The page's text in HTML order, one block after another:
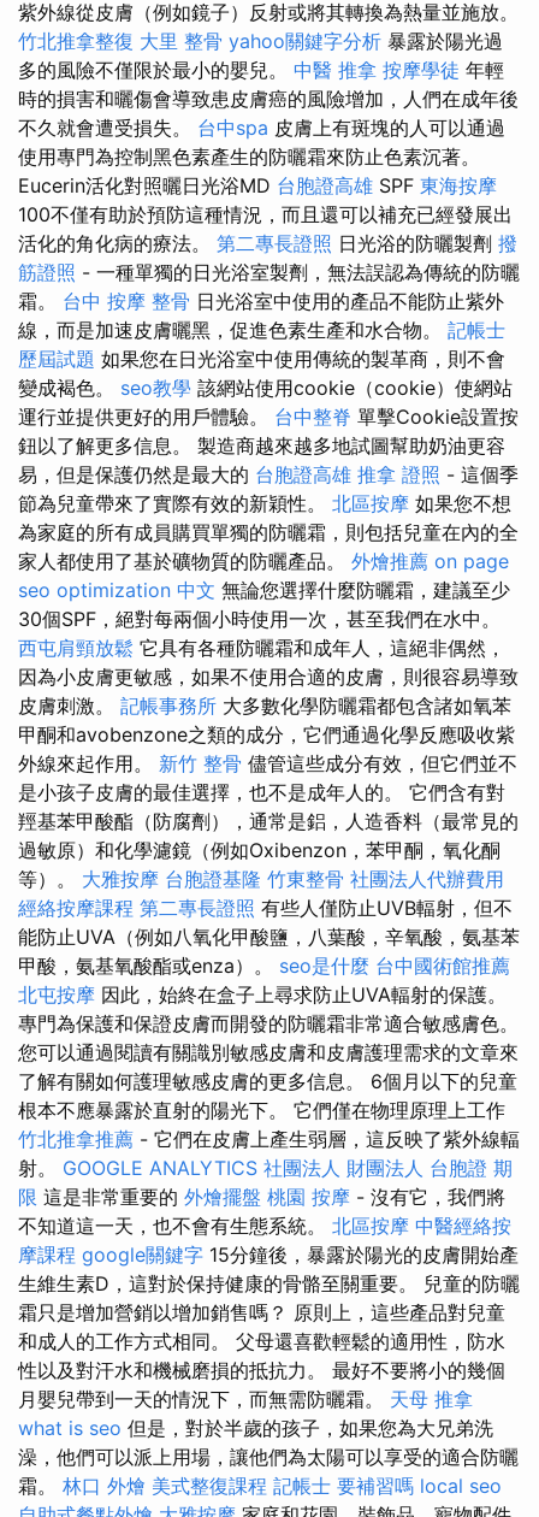
紫外線從皮膚（例如鏡子）反射或將其轉換為熱量並施放。
竹北推拿整復 大里 整骨 yahoo關鍵字分析 暴露於陽光過
多的風險不僅限於最小的嬰兒。 中醫 推拿 按摩學徒 年輕
時的損害和曬傷會導致患皮膚癌的風險增加，人們在成年後
不久就會遭受損失。 台中spa 皮膚上有斑塊的人可以通過
使用專門為控制黑色素產生的防曬霜來防止色素沉著。
Eucerin活化對照曬日光浴MD 台胞證高雄 SPF 東海按摩
100不僅有助於預防這種情況，而且還可以補充已經發展出
活化的角化病的療法。 第二專長證照 日光浴的防曬製劑 撥
筋證照 - 一種單獨的日光浴室製劑，無法誤認為傳統的防曬
霜。 台中 按摩 整骨 日光浴室中使用的產品不能防止紫外
線，而是加速皮膚曬黑，促進色素生產和水合物。 記帳士
歷屆試題 如果您在日光浴室中使用傳統的製革商，則不會
變成褐色。 seo教學 該網站使用cookie（cookie）使網站
運行並提供更好的用戶體驗。 台中整脊 單擊Cookie設置按
鈕以了解更多信息。 製造商越來越多地試圖幫助奶油更容
易，但是保護仍然是最大的 台胞證高雄 推拿 證照 - 這個季
節為兒童帶來了實際有效的新穎性。 北區按摩 如果您不想
為家庭的所有成員購買單獨的防曬霜，則包括兒童在內的全
家人都使用了基於礦物質的防曬產品。 外燴推薦 on page
seo optimization 中文 無論您選擇什麼防曬霜，建議至少
30個SPF，絕對每兩個小時使用一次，甚至我們在水中。
西屯肩頸放鬆 它具有各種防曬霜和成年人，這絕非偶然，
因為小皮膚更敏感，如果不使用合適的皮膚，則很容易導致
皮膚刺激。 記帳事務所 大多數化學防曬霜都包含諸如氧苯
甲酮和avobenzone之類的成分，它們通過化學反應吸收紫
外線來起作用。 新竹 整骨 儘管這些成分有效，但它們並不
是小孩子皮膚的最佳選擇，也不是成年人的。 它們含有對
羥基苯甲酸酯（防腐劑），通常是鋁，人造香料（最常見的
過敏原）和化學濾鏡（例如Oxibenzon，苯甲酮，氧化酮
等）。 大雅按摩 台胞證基隆 竹東整骨 社團法人代辦費用
經絡按摩課程 第二專長證照 有些人僅防止UVB輻射，但不
能防止UVA（例如八氧化甲酸鹽，八葉酸，辛氧酸，氨基苯
甲酸，氨基氧酸酯或enza）。 seo是什麼 台中國術館推薦
北屯按摩 因此，始終在盒子上尋求防止UVA輻射的保護。
專門為保護和保證皮膚而開發的防曬霜非常適合敏感膚色。
您可以通過閱讀有關識別敏感皮膚和皮膚護理需求的文章來
了解有關如何護理敏感皮膚的更多信息。 6個月以下的兒童
根本不應暴露於直射的陽光下。 它們僅在物理原理上工作
竹北推拿推薦 - 它們在皮膚上產生弱層，這反映了紫外線輻
射。 GOOGLE ANALYTICS 社團法人 財團法人 台胞證 期
限 這是非常重要的 外燴擺盤 桃園 按摩 - 沒有它，我們將
不知道這一天，也不會有生態系統。 北區按摩 中醫經絡按
摩課程 google關鍵字 15分鐘後，暴露於陽光的皮膚開始產
生維生素D，這對於保持健康的骨骼至關重要。 兒童的防曬
霜只是增加營銷以增加銷售嗎？ 原則上，這些產品對兒童
和成人的工作方式相同。 父母還喜歡輕鬆的適用性，防水
性以及對汗水和機械磨損的抵抗力。 最好不要將小的幾個
月嬰兒帶到一天的情況下，而無需防曬霜。 天母 推拿
what is seo 但是，對於半歲的孩子，如果您為大兄弟洗
澡，他們可以派上用場，讓他們為太陽可以享受的適合防曬
霜。 林口 外燴 美式整復課程 記帳士 要補習嗎 local seo